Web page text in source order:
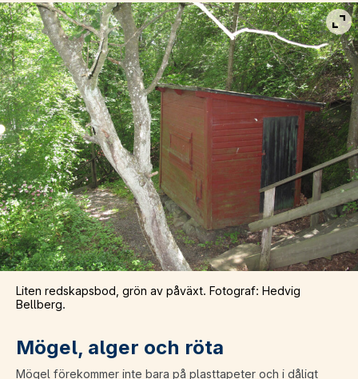
Liten redskapsbod, grön av påväxt. Fotograf: Hedvig
Bellberg.
Mögel, alger och röta
Mögel förekommer inte bara på plasttapeter och i dåligt